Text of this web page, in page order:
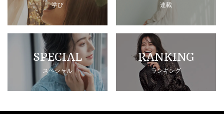
学び 連載
SPECIAL
スペシャル
RANKING
ランキング